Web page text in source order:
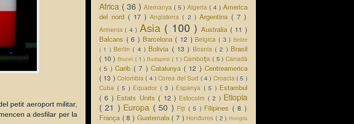
petit aeroport militar,
a desfilar per la
Africa ( 36 ) Alemanya ( 5 )Algeria ( 4 )America
del nord ( 17 )Anglaterra ( 2 ) Argentina ( 7 )
Armenia ( 4 ) Asia ( 100 )Australia ( 11 )
Balcans ( 6 ) Barcelona ( 12 ) Belgica ( 3 )Belize
( 1 ) Berlin ( 4 ) Bolivia ( 13 ) Bosnia ( 2 ) Brasil
( 10 )Brunei ( 1 )Budapest ( 1 )Cambotja ( 5 )Canadà
( 5 ) Carib ( 7 ) Catalunya ( 12 )Centreamerica
( 13 )Colombia ( 4 )Corea del Sud ( 4 ) Croacia ( 5 )
Cuba ( 5 ) Equador ( 3 ) Espanya ( 5 ) Estambul
( 6 ) Estats Units ( 12 ) Estocolm ( 2 ) Etiopia
( 21 ) Europa ( 50 ) Fiji ( 5 ) Filipines ( 8 )
França ( 8 ) Guatemala ( 7 ) Hondures ( 2 ) Hongria